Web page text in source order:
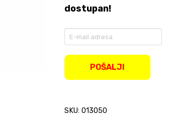
dostupan!
your
for
POŠALJI
SKU: 013050